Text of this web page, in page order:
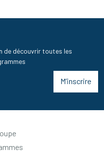
de découvrir toutes les
M’inscrire